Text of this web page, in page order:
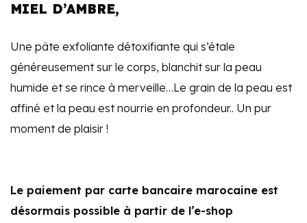
MIEL D’AMBRE,
Une pâte exfoliante détoxifiante qui s’étale
généreusement sur le corps, blanchit sur la peau
humide et se rince à merveille…Le grain de la peau est
affiné et la peau est nourrie en profondeur.. Un pur
moment de plaisir !
Le paiement par carte bancaire marocaine est
désormais possible à partir de l’e-shop